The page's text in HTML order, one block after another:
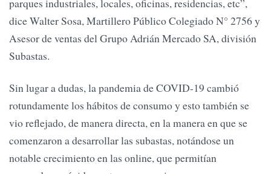
parques industriales, locales, oficinas, residencias, etc”,
dice Walter Sosa, Martillero Público Colegiado N° 2756 y
Asesor de ventas del Grupo Adrián Mercado SA, división
Subastas.
Sin lugar a dudas, la pandemia de COVID-19 cambió
rotundamente los hábitos de consumo y esto también se
vio reflejado, de manera directa, en la manera en que se
comenzaron a desarrollar las subastas, notándose un
notable crecimiento en las online, que permitían